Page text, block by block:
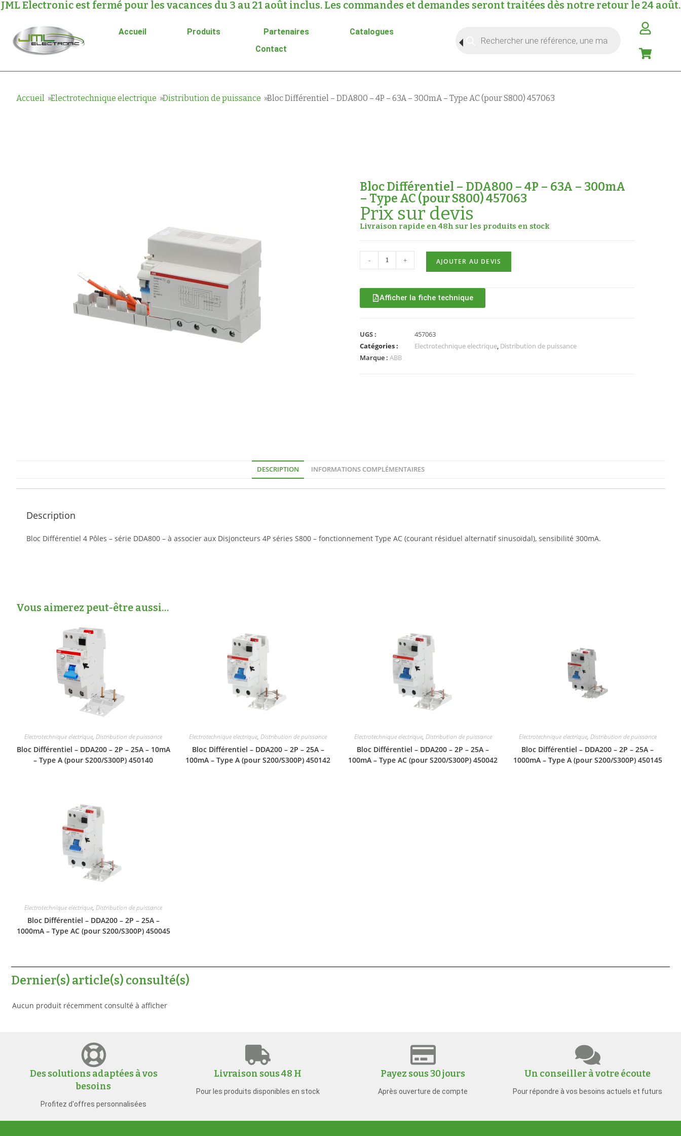
JML Electronic est fermé pour les vacances du 3 au 21 août inclus. Les commandes et demandes seront traitées dès notre retour le 24 août.
Accueil Produits Partenaires
Catalogues
Contact
Accueil Electrotechnique electrique Distribution de puissance Bloc Différentiel – DDA800 – 4P – 63A – 300mA – Type AC (pour S800) 457063
Bloc Différentiel – DDA800 – 4P – 63A – 300mA
– Type AC (pour S800) 457063
Prix sur devis
Livraison rapide en 48h sur les produits en stock
- + AJOUTER AU DEVIS
Afficher la fiche technique
UGS :
457063
Catégories :
Electrotechnique electrique, Distribution de puissance
Marque :ABB
DESCRIPTION INFORMATIONS COMPLÉMENTAIRES
Description
Bloc Différentiel 4 Pôles – série DDA800 – à associer aux Disjoncteurs 4P séries S800 – fonctionnement Type AC (courant résiduel alternatif sinusoïdal), sensibilité 300mA.
Vous aimerez peut-être aussi…
Electrotechnique electrique,Distribution de puissance
Bloc Différentiel – DDA200 – 2P – 25A – 10mA
– Type A (pour S200/S300P) 450140
Electrotechnique electrique,Distribution de puissance
Bloc Différentiel – DDA200 – 2P – 25A –
100mA – Type A (pour S200/S300P) 450142
Electrotechnique electrique, Distribution de puissance
Bloc Différentiel – DDA200 – 2P – 25A –
100mA – Type AC (pour S200/S300P) 450042
Electrotechnique electrique, Distribution de puissance
Bloc Différentiel – DDA200 – 2P – 25A –
1000mA – Type A (pour S200/S300P) 450145
Electrotechnique electrique,Distribution de puissance
Bloc Différentiel – DDA200 – 2P – 25A –
1000mA – Type AC (pour S200/S300P) 450045
Dernier(s) article(s) consulté(s)
Aucun produit récemment consulté à afficher
Des solutions adaptées à vos
besoins
Profitez d'offres personnalisées
Livraison sous 48 H
Pour les produits disponibles en stock
Payez sous 30 jours
Après ouverture de compte
Un conseiller à votre écoute
Pour répondre à vos besoins actuels et futurs